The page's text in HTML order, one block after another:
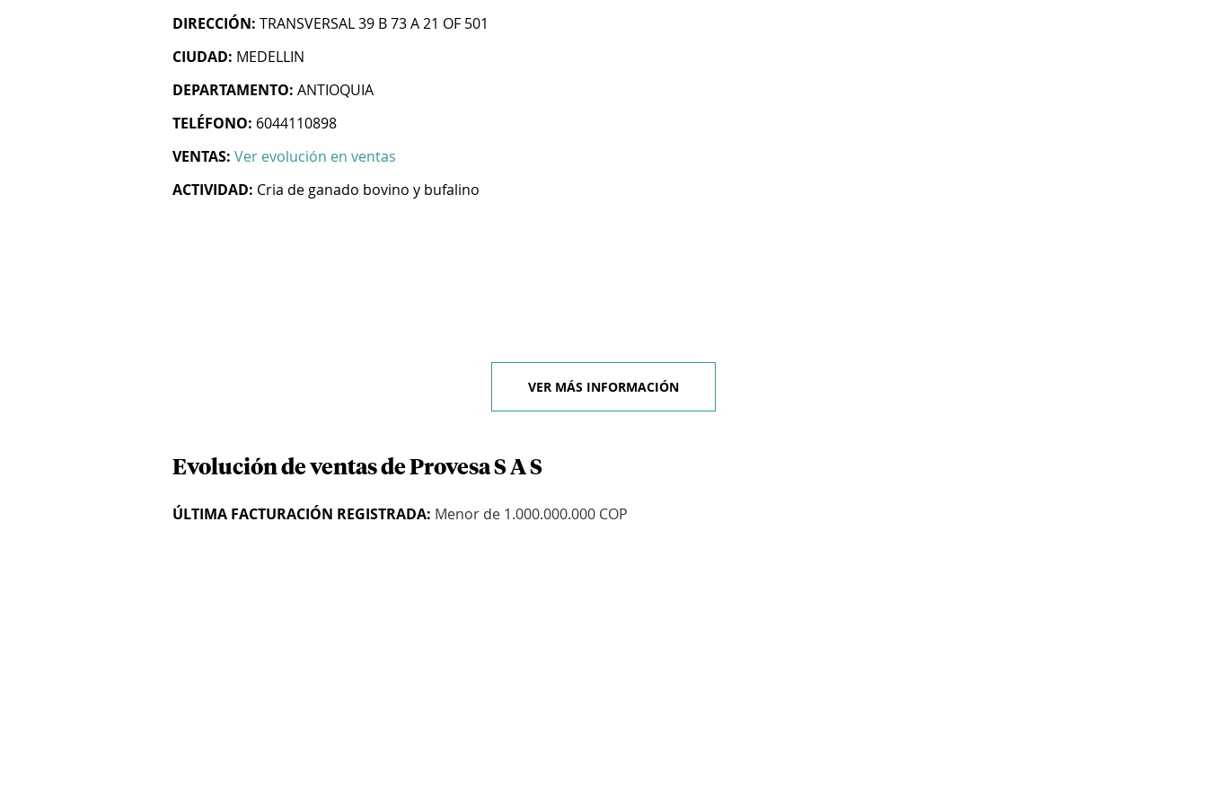
DIRECCIÓN: TRANSVERSAL 39 B 73 A 21 OF 501
CIUDAD: MEDELLIN
DEPARTAMENTO: ANTIOQUIA
TELÉFONO: 6044110898
VENTAS: Ver evolución en ventas
ACTIVIDAD: Cria de ganado bovino y bufalino
VER MÁS INFORMACIÓN
Evolución de ventas de Provesa S A S
ÚLTIMA FACTURACIÓN REGISTRADA: Menor de 1.000.000.000 COP